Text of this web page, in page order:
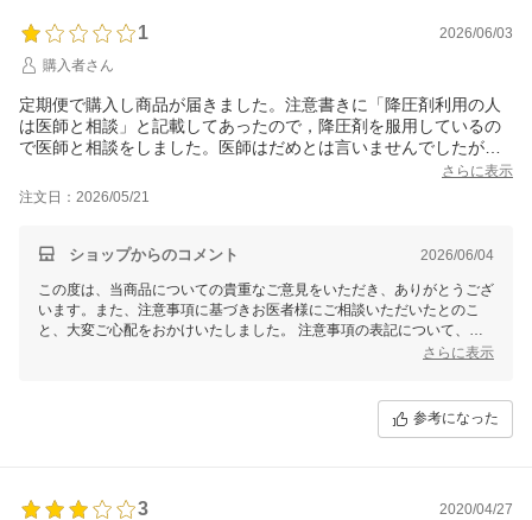
1
2026/06/03
購入者さん
定期便で購入し商品が届きました。注意書きに「降圧剤利用の人
は医師と相談」と記載してあったので，降圧剤を服用しているの
で医師と相談をしました。医師はだめとは言いませんでしたが，
血圧が下がりすぎる場合があるので注意するよう言われたので，
不安なため，サプリを利用しないことにし，定期便を解約しまし
さらに表示
注文日：2026/05/21
ショップからのコメント 2026/06/04
この度は、当商品についての貴重なご意見をいただき、ありがとうござ
います。また、注意事項に基づきお医者様にご相談いただいたとのこ
と、大変ご心配をおかけいたしました。 注意事項の表記について、お
客様のご不安をしっかりと受け止め、ネット商品案内での表示が分かり
で、今後も何かご不明点やお気づきの点がございましたら、いつでもお
気軽にご連絡ください。この度はご利用いただき、ありがとうございま
さらに表示
参考になった
3
2020/04/27